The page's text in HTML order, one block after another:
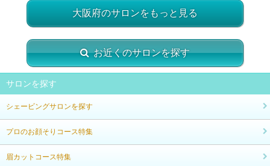
大阪府のサロンをもっと見る
お近くのサロンを探す
サロンを探す
シェービングサロンを探す
プロのお顔そりコース特集
眉カットコース特集